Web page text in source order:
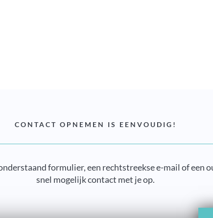
CONTACT OPNEMEN IS EENVOUDIG!
formulier, een rechtstreekse e-mail of een
snel mogelijk contact met je op.